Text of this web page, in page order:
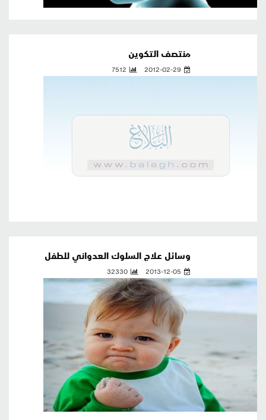
منتصف التكوين
2012-02-29
7512
وسائل علاج السلوك العدواني للطفل
2013-12-05
32330